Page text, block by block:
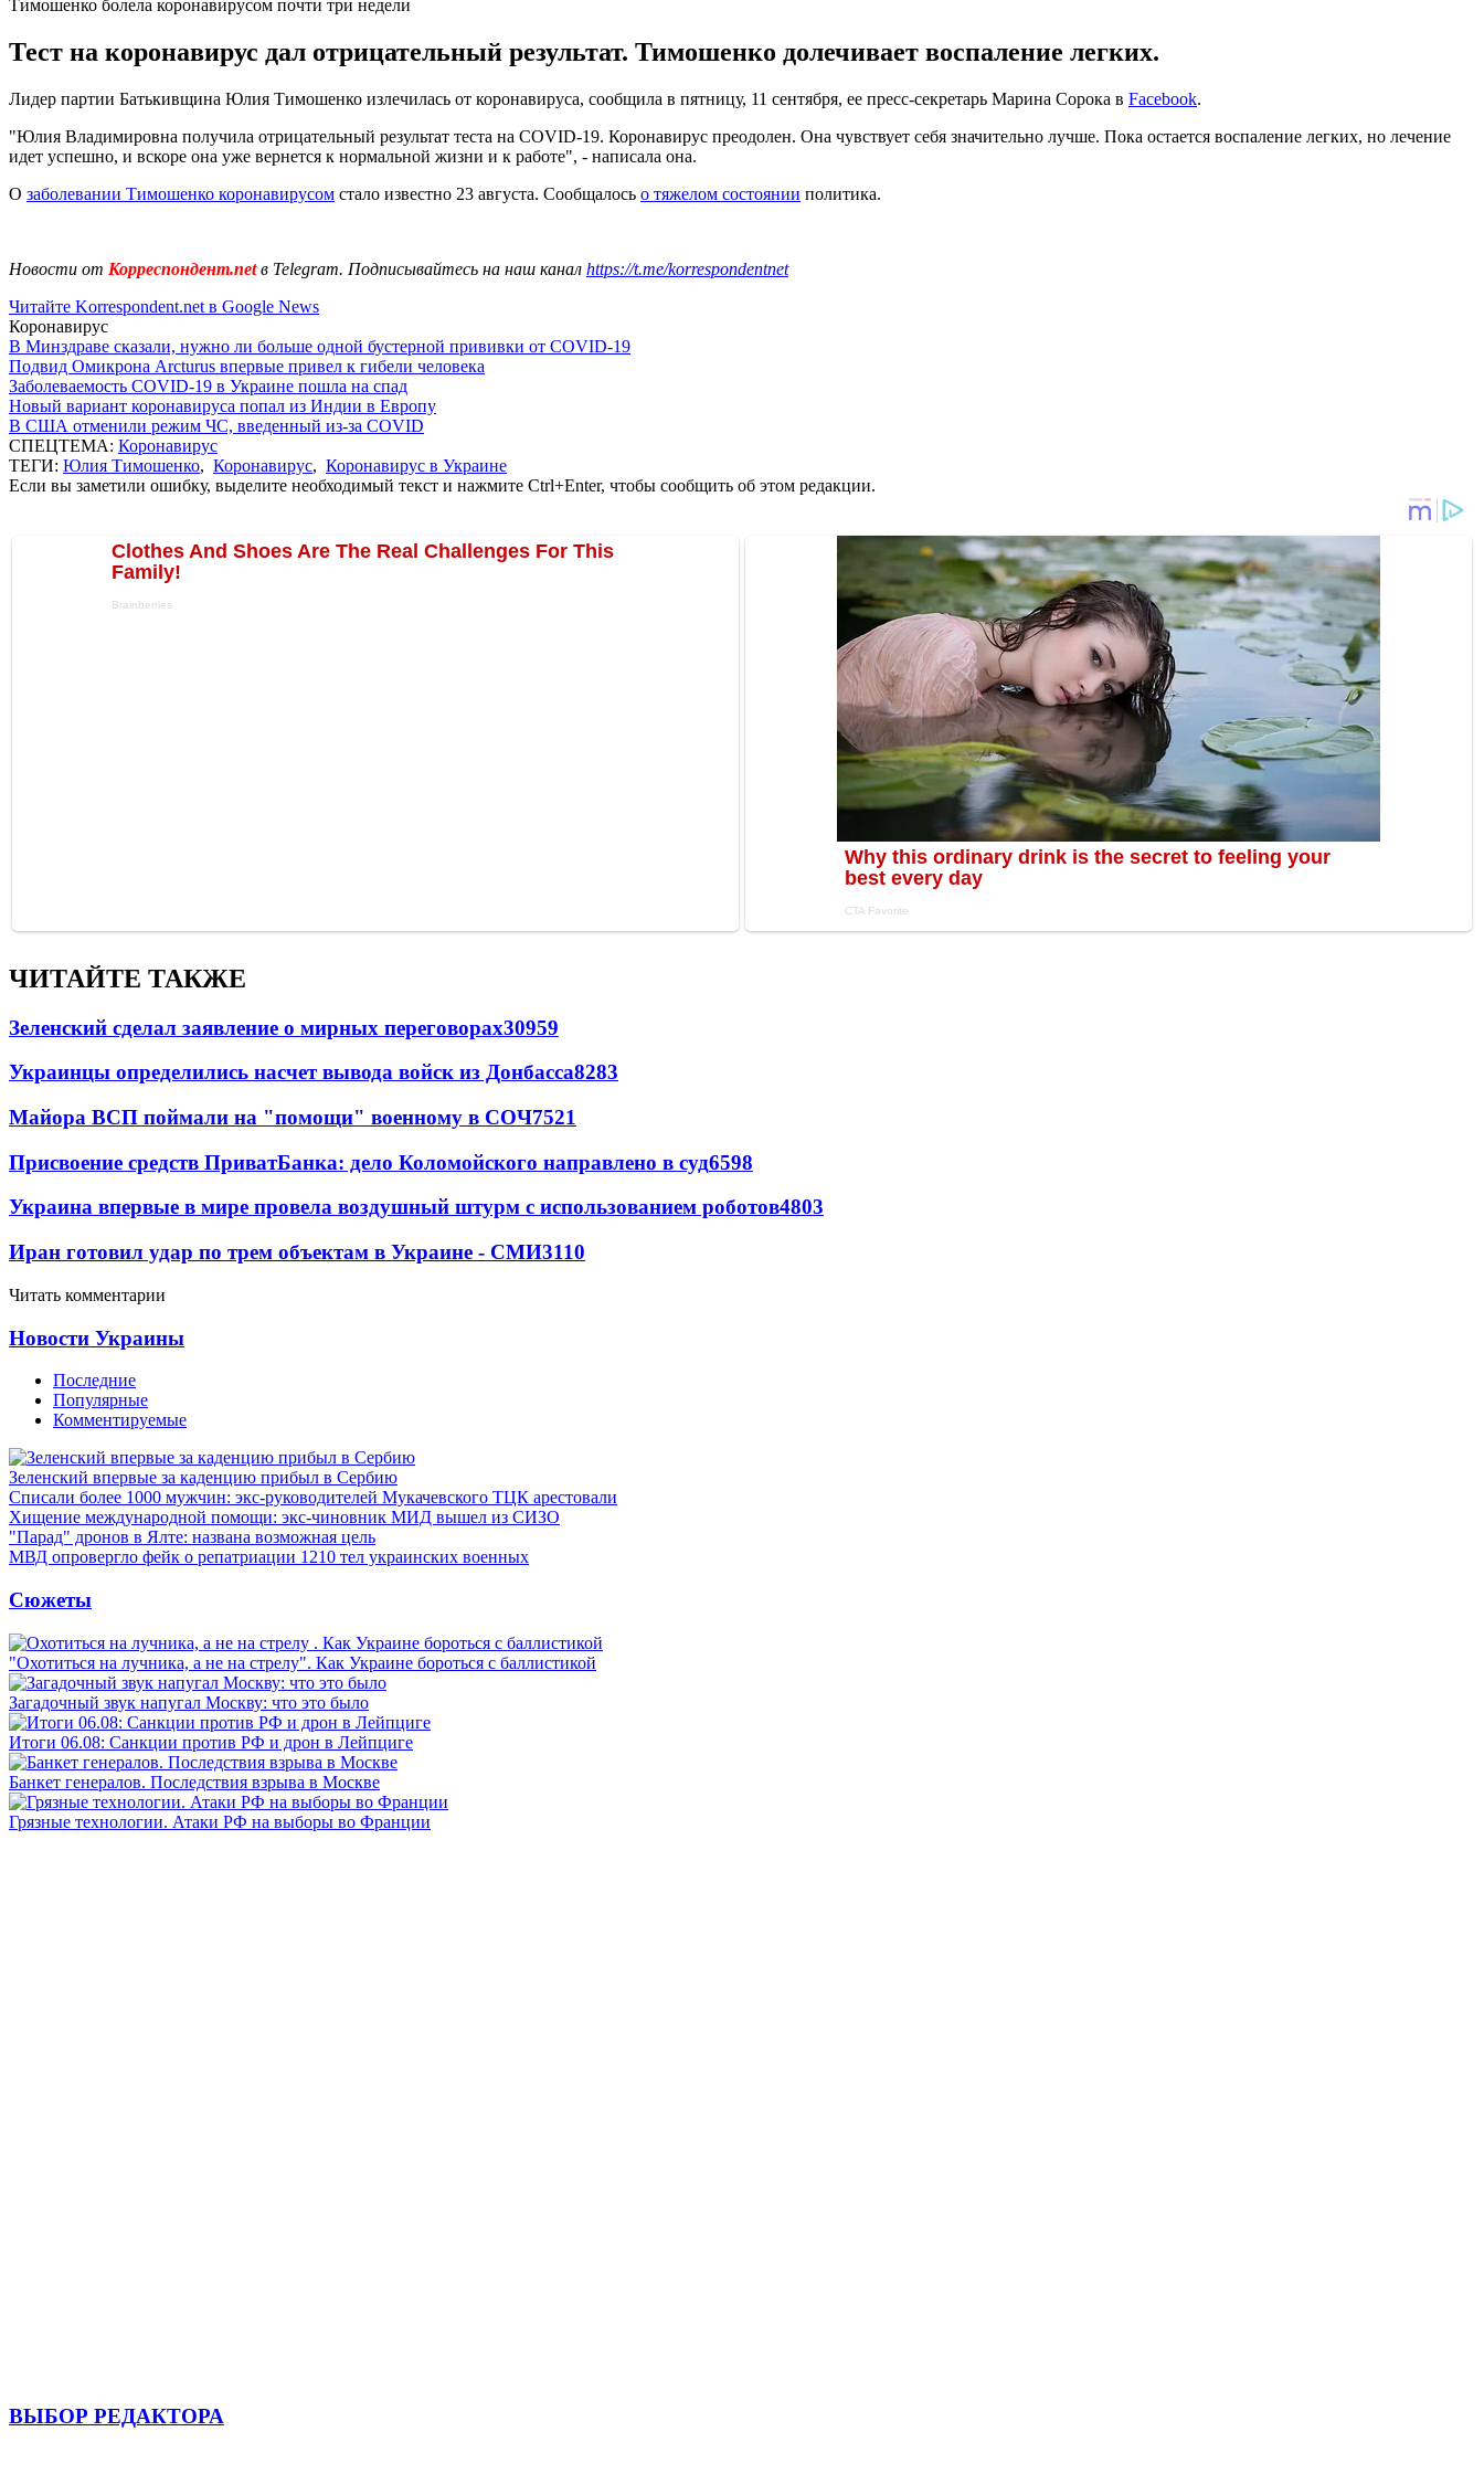
Тимошенко болела коронавирусом почти три недели
Тест на коронавирус дал отрицательный результат. Тимошенко долечивает воспаление легких.
Лидер партии Батькивщина Юлия Тимошенко излечилась от коронавируса, сообщила в пятницу, 11 сентября, ее пресс-секретарь Марина Сорока в Facebook.
"Юлия Владимировна получила отрицательный результат теста на COVID-19. Коронавирус преодолен. Она чувствует себя значительно лучше. Пока остается воспаление легких, но лечение
идет успешно, и вскоре она уже вернется к нормальной жизни и к работе", - написала она.
О заболевании Тимошенко коронавирусом стало известно 23 августа. Сообщалось о тяжелом состоянии политика.
Новости от Корреспондент.netв Telegram. Подписывайтесь на наш канал https://t.me/korrespondentnet
Читайте Korrespondent.net в Google News
Коронавирус
В Минздраве сказали, нужно ли больше одной бустерной прививки от COVID-19
Подвид Омикрона Arcturus впервые привел к гибели человека
Заболеваемость COVID-19 в Украине пошла на спад
Новый вариант коронавируса попал из Индии в Европу
В США отменили режим ЧС, введенный из-за COVID
СПЕЦТЕМА: Коронавирус
ТЕГИ: Юлия Тимошенко, Коронавирус, Коронавирус в Украине
Если вы заметили ошибку, выделите необходимый текст и нажмите Ctrl+Enter, чтобы сообщить об этом редакции.
ЧИТАЙТЕ ТАКЖЕ
Зеленский сделал заявление о мирных переговорах30959
Украинцы определились насчет вывода войск из Донбасса8283
Майора ВСП поймали на "помощи" военному в СОЧ7521
Присвоение средств ПриватБанка: дело Коломойского направлено в суд6598
Украина впервые в мире провела воздушный штурм с использованием роботов4803
Иран готовил удар по трем объектам в Украине - СМИ3110
Читать комментарии
Новости Украины
Последние
Популярные
Комментируемые
Зеленский впервые за каденцию прибыл в Сербию
Списали более 1000 мужчин: экс-руководителей Мукачевского ТЦК арестовали
Хищение международной помощи: экс-чиновник МИД вышел из СИЗО
"Парад" дронов в Ялте: названа возможная цель
МВД опровергло фейк о репатриации 1210 тел украинских военных
Сюжеты
"Охотиться на лучника, а не на стрелу". Как Украине бороться с баллистикой
Загадочный звук напугал Москву: что это было
Итоги 06.08: Санкции против РФ и дрон в Лейпциге
Банкет генералов. Последствия взрыва в Москве
Грязные технологии. Атаки РФ на выборы во Франции
ВЫБОР РЕДАКТОРА